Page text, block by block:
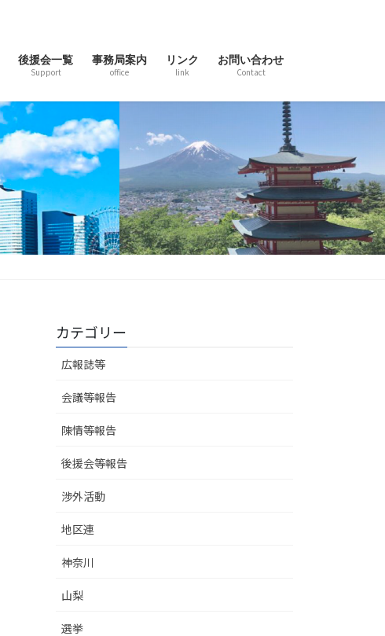
後援会一覧
Support
事務局案内
office
リンク
link
お問い合わせ
Contact
カテゴリー
広報誌等
会議等報告
陳情等報告
後援会等報告
渉外活動
地区連
神奈川
山梨
選挙